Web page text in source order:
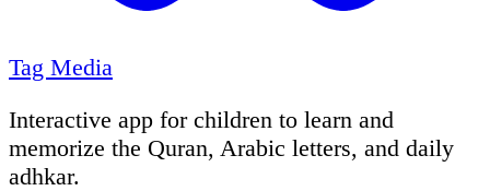
Tag Media
Interactive app for children to learn and
memorize the Quran, Arabic letters, and daily
adhkar.